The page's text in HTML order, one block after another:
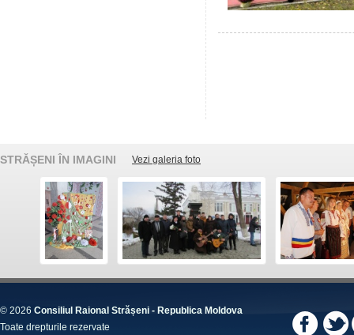
STRĂȘENI ÎN IMAGINI Vezi galeria foto
© 2026 Consiliul Raional Strășeni - Republica Moldova
Toate drepturile rezervate